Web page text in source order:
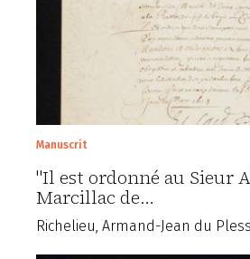
Manuscrit
"Il est ordonné au Sieur
Marcillac de…
Richelieu, Armand-Jean du